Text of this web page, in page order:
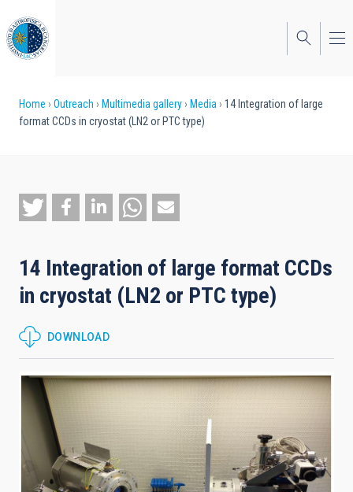
to
main
content
Breadcrumb
Home Outreach Multimedia gallery Media
14 Integration of large
format CCDs in cryostat (LN2 or PTC type)
14 Integration of large format CCDs
in cryostat (LN2 or PTC type)
DOWNLOAD